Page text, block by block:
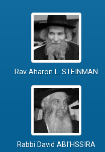
Rav Aharon L. STEINMAN
Rabbi David ABI'HSSIRA